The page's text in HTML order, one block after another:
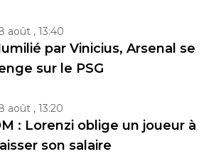
août , 13:40
par Vinicius, Arsenal se
sur le PSG
août , 13:20
: Lorenzi oblige un joueur à
son salaire